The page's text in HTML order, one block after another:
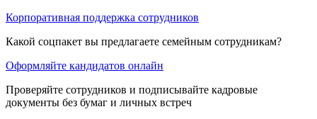
Корпоративная поддержка сотрудников
Какой соцпакет вы предлагаете семейным сотрудникам?
Оформляйте кандидатов онлайн
Проверяйте сотрудников и подписывайте кадровые
документы без бумаг и личных встреч